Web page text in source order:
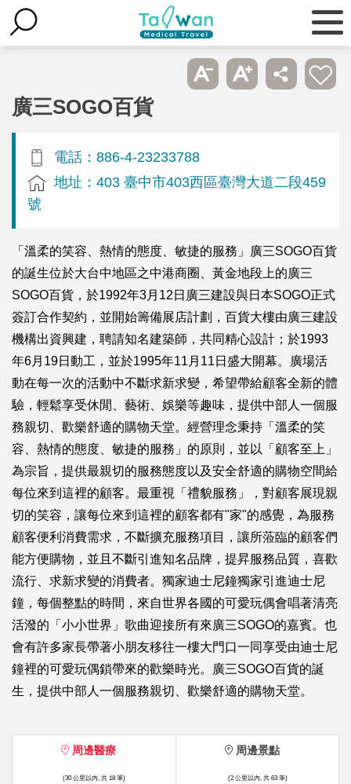
廣三SOGO百貨
電話：886-4-23233788
地址：403 臺中市403西區臺灣大道二段459
號
「溫柔的笑容、熱情的態度、敏捷的服務」廣三SOGO百貨
的誕生位於大台中地區之中港商圈、黃金地段上的廣三
SOGO百貨，於1992年3月12日廣三建設與日本SOGO正式
簽訂合作契約，並開始籌備展店計劃，百貨大樓由廣三建設
機構出資興建，聘請知名建築師，共同精心設計；於1993
年6月19日動工，並於1995年11月11日盛大開幕。廣場活
動在每一次的活動中不斷求新求變，希望帶給顧客全新的體
驗，輕鬆享受休閒、藝術、娛樂等趣味，提供中部人一個服
務親切、歡樂舒適的購物天堂。經營理念秉持「溫柔的笑
容、熱情的態度、敏捷的服務」的原則，並以「顧客至上」
為宗旨，提供最親切的服務態度以及安全舒適的購物空間給
每位來到這裡的顧客。最重視「禮貌服務」，對顧客展現親
切的笑容，讓每位來到這裡的顧客都有"家"的感覺，為服務
顧客便利消費需求，不斷擴充服務項目，讓所蒞臨的顧客們
能方便購物，並且不斷引進知名品牌，提昇服務品質，喜歡
流行、求新求變的消費者。獨家迪士尼鐘獨家引進迪士尼
鐘，每個整點的時間，來自世界各國的可愛玩偶會唱著清亮
活潑的「小小世界」歌曲迎接所有來廣三SOGO的嘉賓。也
會有許多家長帶著小朋友移往一樓大門口一同享受由迪士尼
鐘裡的可愛玩偶鎖帶來的歡樂時光。廣三SOGO百貨的誕
生，提供中部人一個服務親切、歡樂舒適的購物天堂。
周邊醫療
(30 公里以內, 共 18 筆)
周邊景點
(2 公里以內, 共 63 筆)